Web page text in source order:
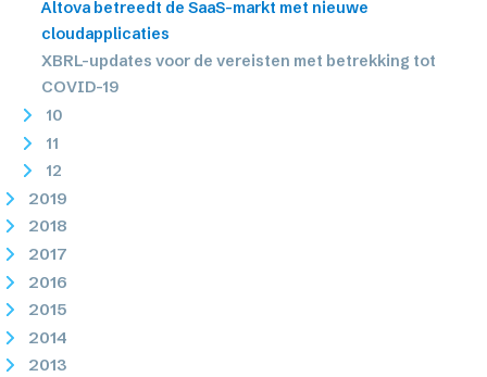
Altova betreedt de SaaS-markt met nieuwe
cloudapplicaties
XBRL-updates voor de vereisten met betrekking tot
COVID-19
10
11
12
2019
2018
2017
2016
2015
2014
2013